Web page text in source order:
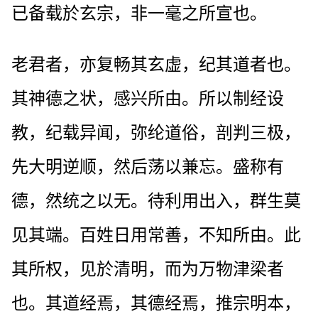
已备载於玄宗，非一毫之所宣也。
老君者，亦复畅其玄虚，纪其道者也。
其神德之状，感兴所由。所以制经设
教，纪载异闻，弥纶道俗，剖判三极，
先大明逆顺，然后荡以兼忘。盛称有
德，然统之以无。待利用出入，群生莫
见其端。百姓日用常善，不知所由。此
其所权，见於清明，而为万物津梁者
也。其道经焉，其德经焉，推宗明本，